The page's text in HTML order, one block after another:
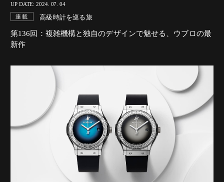
UP DATE: 2024. 07. 04
連載 高級時計を巡る旅
第136回：複雑機構と独自のデザインで魅せる、ウブロの最
新作